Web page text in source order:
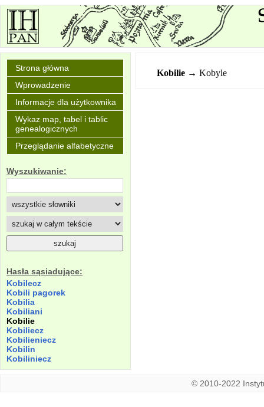
Strona główna
Wprowadzenie
Informacje dla użytkownika
Wykaz map, tabel i tablic
genealogicznych
Przeglądanie alfabetyczne
Wyszukiwanie:
Hasła sąsiadujące:
Kobilecz
Kobili pagorek
Kobilia
Kobiliani
Kobilie
Kobiliecz
Kobilieniecz
Kobilin
Kobiliniecz
Kobilie → Kobyle
© 2010-2022